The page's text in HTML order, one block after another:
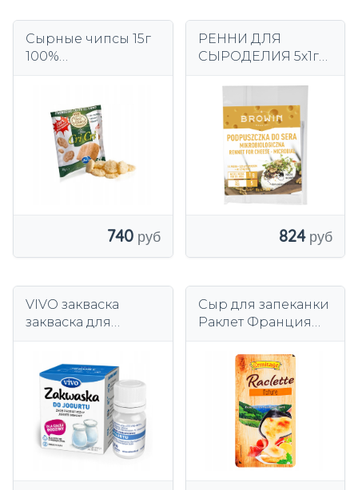
Сырные чипсы 15г
100%
хрустящие сырные
шарики
740
РЕННИ ДЛЯ
СЫРОДЕЛИЯ 5х1г
824
VIVO закваска
закваска для
йогурт
натуральный 1
флакон
Сыр для запеканки
Раклет Франция